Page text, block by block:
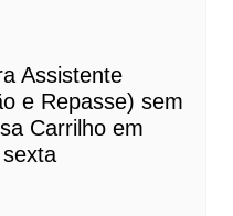
Assistente
e Repasse) sem
Carrilho em